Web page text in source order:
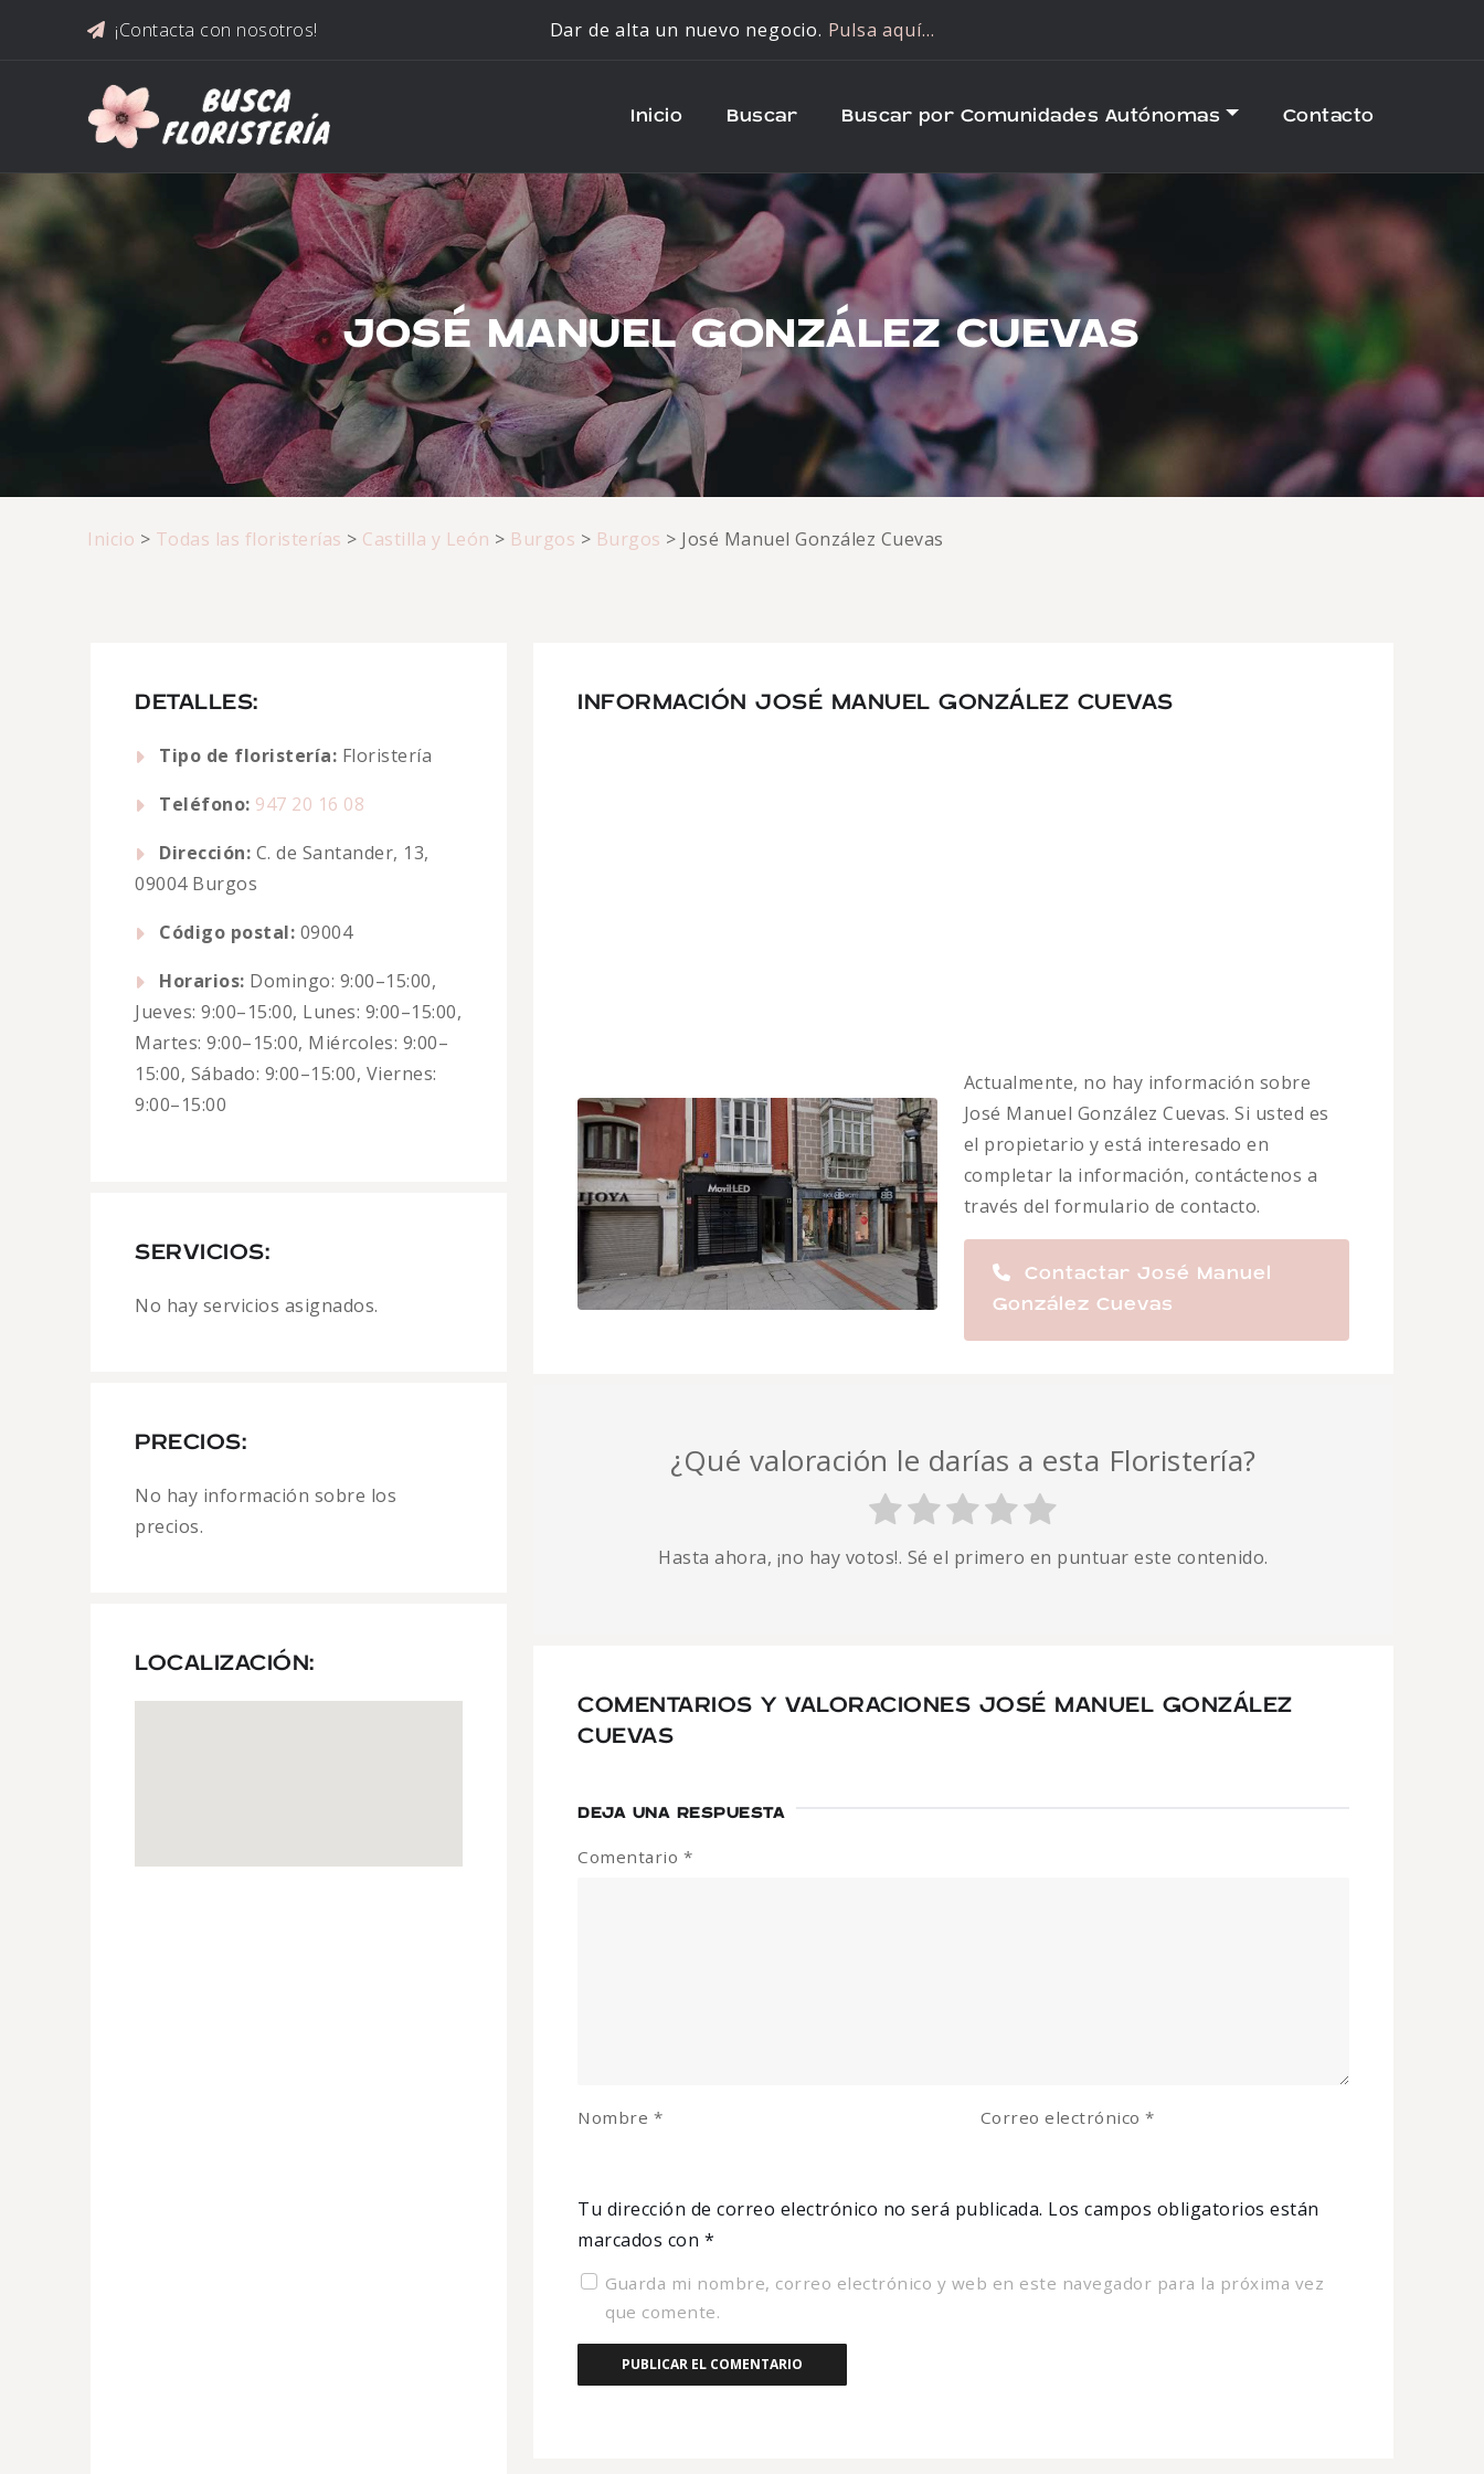
¡Contacta con nosotros! Dar de alta un nuevo negocio. Pulsa aquí…
Inicio Buscar Buscar por Comunidades Autónomas Contacto
JOSÉ MANUEL GONZÁLEZ CUEVAS
Inicio > Todas las floristerías > Castilla y León > Burgos > Burgos > José Manuel González Cuevas
DETALLES:
Tipo de floristería: Floristería
Teléfono: 947 20 16 08
Dirección: C. de Santander, 13,
09004 Burgos
Código postal: 09004
Horarios: Domingo: 9:00–15:00,
Jueves: 9:00–15:00, Lunes: 9:00–15:00,
Martes: 9:00–15:00, Miércoles: 9:00–
15:00, Sábado: 9:00–15:00, Viernes:
9:00–15:00
SERVICIOS:
No hay servicios asignados.
PRECIOS:
No hay información sobre los
precios.
LOCALIZACIÓN:
INFORMACIÓN JOSÉ MANUEL GONZÁLEZ CUEVAS
Actualmente, no hay información sobre
José Manuel González Cuevas. Si usted es
el propietario y está interesado en
completar la información, contáctenos a
través del formulario de contacto.
Contactar José Manuel
González Cuevas
¿Qué valoración le darías a esta Floristería?
Hasta ahora, ¡no hay votos!. Sé el primero en puntuar este contenido.
COMENTARIOS Y VALORACIONES JOSÉ MANUEL GONZÁLEZ
CUEVAS
DEJA UNA RESPUESTA
Tu dirección de correo electrónico no será publicada. Los campos obligatorios están
marcados con *
Comentario *
Nombre * Correo electrónico*
Guarda mi nombre, correo electrónico y web en este navegador para la próxima vez
que comente.